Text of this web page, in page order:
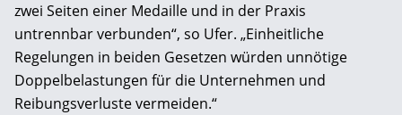
zwei Seiten einer Medaille und in der Praxis
untrennbar verbunden“, so Ufer. „Einheitliche
Regelungen in beiden Gesetzen würden unnötige
Doppelbelastungen für die Unternehmen und
Reibungsverluste vermeiden.“